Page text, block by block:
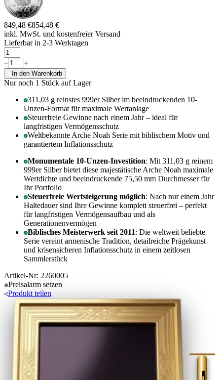
849,48 €854,48 €
inkl. MwSt. und kostenfreier Versand
Lieferbar in 2-3 Werktagen
In den Warenkorb
Nur noch 1 Stück auf Lager
311,03 g reinstes 999er Silber im beeindruckenden 10-
Unzen-Format für maximale Wertanlage
Steuerfreie Gewinne nach einem Jahr – ideal für
langfristigen Vermögensschutz
Weltbekannte Arche Noah Serie mit biblischem Motiv und
garantiertem Inflationsschutz
Monumentale 10-Unzen-Investition: Mit 311,03 g reinem
999er Silber bietet diese majestätische Arche Noah maximale
Wertdichte und beeindruckende 75,50 mm Durchmesser für
Ihr Portfolio
Steuerfreie Wertsteigerung möglich: Nach nur einem Jahr
Haltedauer sind Ihre Gewinne komplett steuerfrei – perfekt
für langfristigen Vermögensaufbau und als
Generationenvermögen
Biblisches Meisterwerk seit 2011: Die weltweit beliebte
Serie vereint armenische Tradition, detailreiche Prägekunst
und krisensicheren Inflationsschutz in einem zeitlosen
Sammlerstück
Artikel-Nr: 2260005
Preisalarm setzen
Produkt teilen